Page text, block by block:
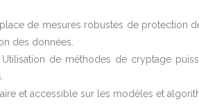
de mesures robustes de protection
des données.
Utilisation de méthodes de cryptage
et accessible sur les modèles et